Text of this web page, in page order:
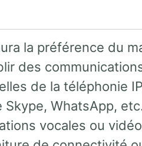
la préférence du
des
de la téléphonie
WhatsApp,
vocales ou